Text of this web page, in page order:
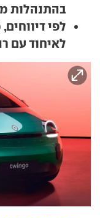
בהתנהלות
לפי
לאיחוד עם